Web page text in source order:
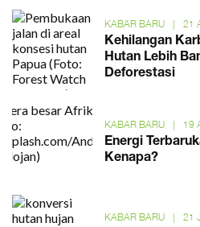
KABAR BARU | 21
Kehilangan
Hutan Lebih
Deforestasi
KABAR BARU | 19
Energi
Kenapa?
KABAR BARU | 21